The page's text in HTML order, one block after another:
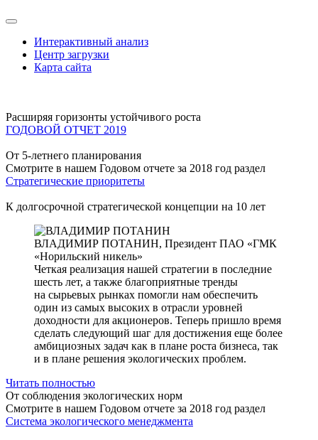
Интерактивный анализ
Центр загрузки
Карта сайта
Расширяя горизонты устойчивого роста
ГОДОВОЙ ОТЧЕТ 2019
От 5-летнего планирования
Смотрите в нашем Годовом отчете за 2018 год раздел
Стратегические приоритеты
К долгосрочной стратегической концепции на 10 лет
ВЛАДИМИР ПОТАНИН, Президент ПАО «ГМК
«Норильский никель»
Четкая реализация нашей стратегии в последние
шесть лет, а также благоприятные тренды
на сырьевых рынках помогли нам обеспечить
один из самых высоких в отрасли уровней
доходности для акционеров. Теперь пришло время
сделать следующий шаг для достижения еще более
амбициозных задач как в плане роста бизнеса, так
и в плане решения экологических проблем.
Читать полностью
От соблюдения экологических норм
Смотрите в нашем Годовом отчете за 2018 год раздел
Система экологического менеджмента